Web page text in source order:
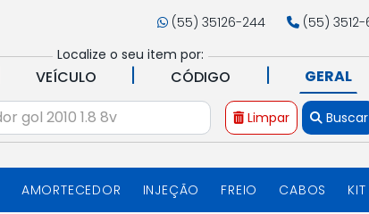
(55) 35126-244 (55)
Localize o seu item por:
VEÍCULO | CÓDIGO | GERAL
Limpar Buscar
AMORTECEDOR INJEÇÃO FREIO CABOS